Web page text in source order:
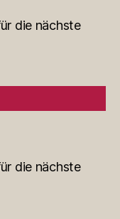
die nächste
die nächste